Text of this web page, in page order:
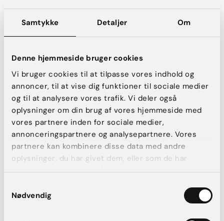
Samtykke Detaljer Om
Denne hjemmeside bruger cookies
Vi bruger cookies til at tilpasse vores indhold og
annoncer, til at vise dig funktioner til sociale medier
og til at analysere vores trafik. Vi deler også
oplysninger om din brug af vores hjemmeside med
vores partnere inden for sociale medier,
annonceringspartnere og analysepartnere. Vores
partnere kan kombinere disse data med andre
oplysninger, du har givet dem, eller som de har
indsamlet fra din brug af deres tjenester.
Nødvendig
Læs mere
Solveigs store
forvandling:
Solveig Bruun er 48 år gammel, og har det seneste
års tid været i et kost- og træningsforløb hos
Læs mere